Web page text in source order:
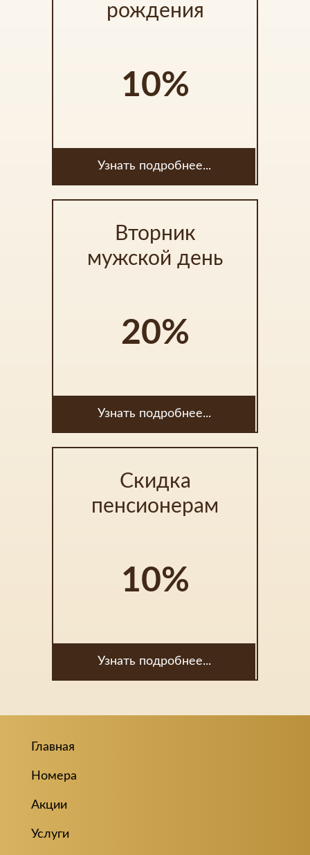
рождения
10%
Узнать подробнее...
Вторник
мужской день
20%
Узнать подробнее...
Скидка
пенсионерам
10%
Узнать подробнее...
Главная
Номера
Акции
Услуги